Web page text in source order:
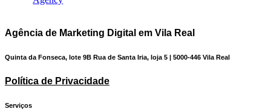
Agência de Marketing Digital em Vila Real
Quinta da Fonseca, lote 9B Rua de Santa Iria, loja 5 | 5000-446 Vila Real
Política de Privacidade
Serviços